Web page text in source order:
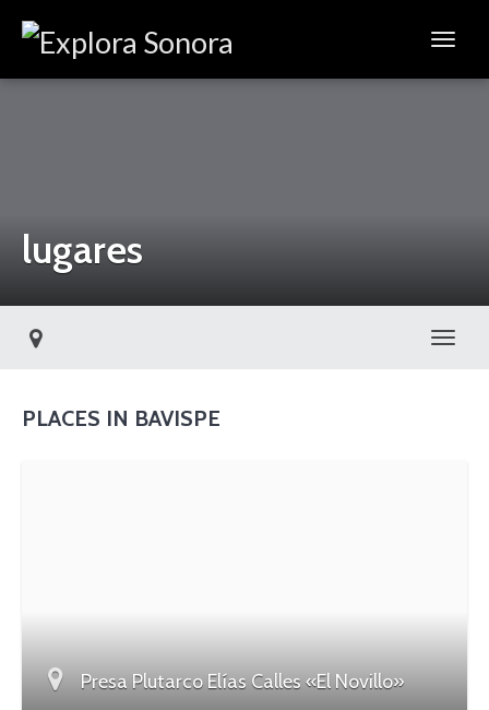
lugares
PLACES IN BAVISPE
Presa Plutarco Elías Calles «El Novillo»